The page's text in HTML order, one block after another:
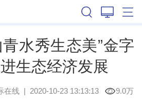
水秀生态美”金字
生态经济发展
在线| 2020-10-23 13:13:13 9.0万